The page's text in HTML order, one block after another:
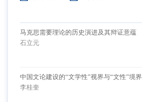
马克思需要理论的历史演进及其辩证意蕴
石立元
中国文论建设的“文学性”视界与“文性”境界
李桂奎